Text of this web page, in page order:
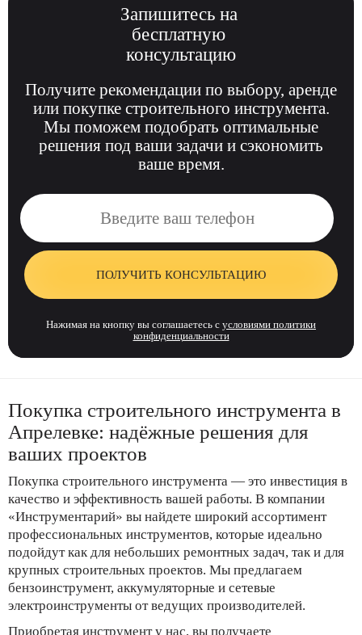
Запишитесьна
бесплатную
консультацию
Получите рекомендации по выбору, аренде
или покупке строительного инструмента.
Мы поможем подобрать оптимальные
решения под ваши задачи и сэкономить
ваше время.
ПОЛУЧИТЬ КОНСУЛЬТАЦИЮ
Нажимая на кнопку вы соглашаетесь с условиями политики
конфиденциальности
Покупка строительного инструмента в
Апрелевке: надёжные решения для
ваших проектов
Покупка строительного инструмента — это инвестиция в
качество и эффективность вашей работы. В компании
«Инструментарий» вы найдете широкий ассортимент
профессиональных инструментов, которые идеально
подойдут как для небольших ремонтных задач, так и для
крупных строительных проектов. Мы предлагаем
бензоинструмент, аккумуляторные и сетевые
электроинструменты от ведущих производителей.
Приобретая инструмент у нас, вы получаете